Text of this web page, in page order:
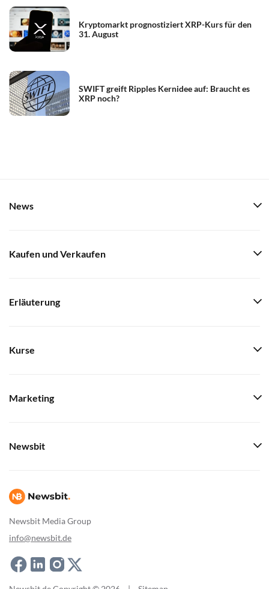
Kryptomarkt prognostiziert XRP-Kurs für den
31. August
SWIFT greift Ripples Kernidee auf: Braucht es
XRP noch?
Newsbit Media Group
info@newsbit.de
News
Kaufen und Verkaufen
Erläuterung
Kurse
Marketing
Newsbit